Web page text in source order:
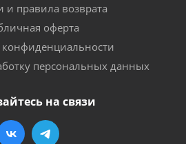
и правила возврата
оферта
персональных данных
на связи